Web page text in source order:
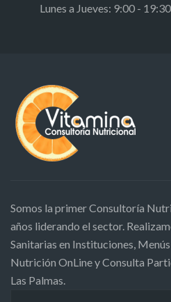
Lunes a Jueves: 9:00 -
Somos la primer Consultoría
años liderando el sector.
Sanitarias en Instituciones,
Nutrición OnLine y Consulta
Las Palmas.